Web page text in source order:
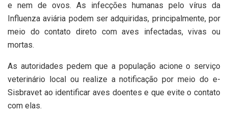
e nem de ovos. As infecções humanas pelo vírus da
Influenza aviária podem ser adquiridas, principalmente, por
meio do contato direto com aves infectadas, vivas ou
mortas.
As autoridades pedem que a população acione o serviço
veterinário local ou realize a notificação por meio do e-
Sisbravet ao identificar aves doentes e que evite o contato
com elas.